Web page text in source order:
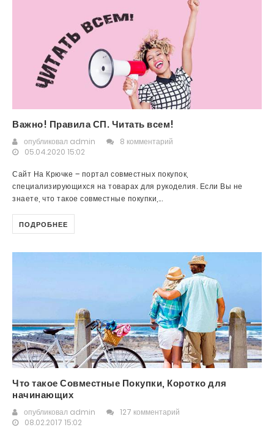
Важно! Правила СП. Читать всем!
опубликовал admin
8 комментарий
05.04.2020 15:02
Сайт На Крючке – портал совместных покупок,
специализирующихся на товарах для рукоделия. Если Вы не
знаете, что такое совместные покупки,...
ПОДРОБНЕЕ
Что такое Совместные Покупки, Коротко для
начинающих
опубликовал admin
127 комментарий
08.02.2017 15:02